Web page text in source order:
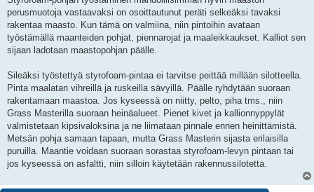
perusmuotoja vastaavaksi on osoittautunut peräti selkeäksi tavaksi
rakentaa maasto. Kun tämä on valmiina, niin pintoihin avataan
työstämällä maanteiden pohjat, piennarojat ja maaleikkaukset. Kalliot sen
sijaan ladotaan maastopohjan päälle.
Sileäksi työstettyä styrofoam-pintaa ei tarvitse peittää millään silotteella.
Pinta maalatan vihreillä ja ruskeilla sävyillä. Päälle ryhdytään suoraan
rakentamaan maastoa. Jos kyseessä on niitty, pelto, piha tms., niin
Grass Masterilla suoraan heinäalueet. Pienet kivet ja kallionnyppylät
valmistetaan kipsivaloksina ja ne liimataan pinnale ennen heinittämistä.
Metsän pohja samaan tapaan, mutta Grass Masterin sijasta erilaisilla
puruilla. Maantie voidaan suoraan sorastaa styrofoam-levyn pintaan tai
jos kyseessä on asfaltti, niin silloin käytetään rakennussilotetta.